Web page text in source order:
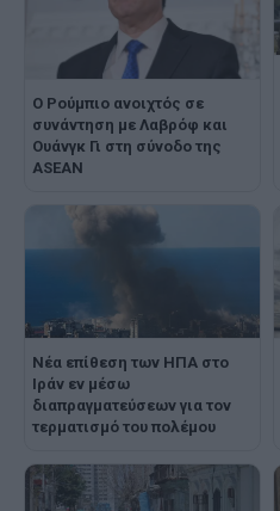
Ο Ρούμπιο ανοιχτός σε
συνάντηση με Λαβρόφ και
Ουάνγκ Γι στη σύνοδο της
ASEAN
Νέα επίθεση των ΗΠΑ στο
Ιράν εν μέσω
διαπραγματεύσεων για τον
τερματισμό του πολέμου